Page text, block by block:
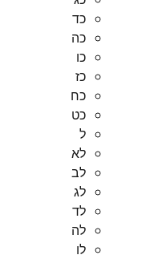
כד
כה
כו
כז
כח
כט
ל
לא
לב
לג
לד
לה
לו